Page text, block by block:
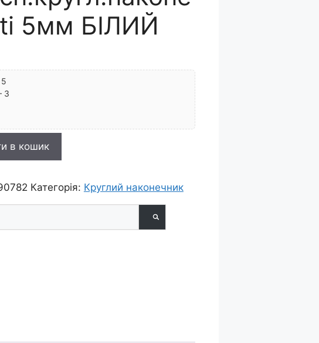
5мм БІЛИЙ
3
в кошик
Категорія: Круглий наконечник